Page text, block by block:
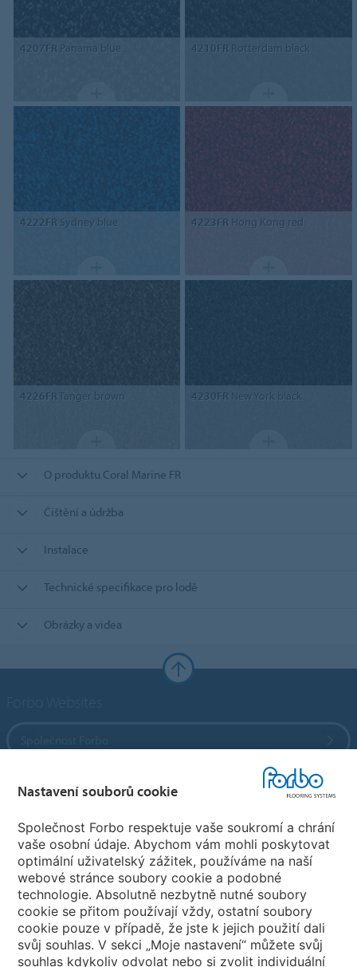
4207FR Panama blue 4210FR Rotterdam black
4222FR Sydney blue 4223FR Hong Kong red
4226FRTanger brown 4230FR New York black
O produktu Coral Marine FR
Čištění a údržba
Instalace
Technické specifikace pro lodě
Obrázky a videa
Forbo Flooring Systems
Forbo Movement Systems
Pobočky
Vyberte svou zemi
Nastavení souborů cookie
Společnost Forbo respektuje vaše soukromí a chrání
vaše osobní údaje. Abychom vám mohli poskytovat
optimální uživatelský zážitek, používáme na naší
webové stránce soubory cookie a podobné
technologie. Absolutně nezbytně nutné soubory
cookie se přitom používají vždy, ostatní soubory
cookie pouze v případě, že jste k jejich použití dali
svůj souhlas. V sekci „Moje nastavení“ můžete svůj
souhlas kdykoliv odvolat nebo si zvolit individuální